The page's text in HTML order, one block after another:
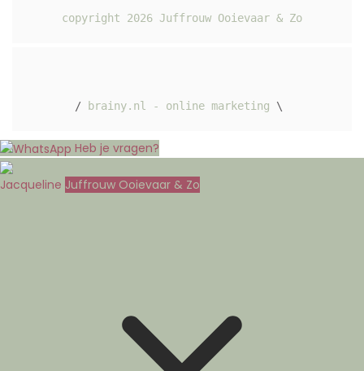
copyright 2026 Juffrouw Ooievaar & Zo
/ brainy.nl - online marketing \
Heb je vragen?
Jacqueline Juffrouw Ooievaar & Zo